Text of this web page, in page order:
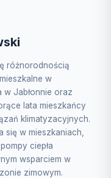
różnorodnością
w
Jabłonnie oraz
lata mieszkańcy
klimatyzacyjnych.
się w mieszkaniach,
ciepła
wsparciem w
zimowym.